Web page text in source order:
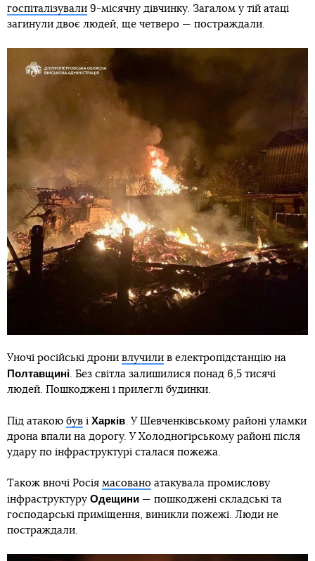
госпіталізували 9-місячну дівчинку. Загалом у тій атаці
загинули двоє людей, ще четверо — постраждали.
Уночі російські дрони влучили в електропідстанцію на
Полтавщині . Без світла залишилися понад 6,5 тисячі
людей. Пошкоджені і прилеглі будинки.
Під атакою був і Харків . У Шевченківському районі уламки
дрона впали на дорогу. У Холодногірському районі після
удару по інфраструктурі сталася пожежа.
Також вночі Росія масовано атакувала промислову
інфраструктуру Одещини — пошкоджені складські та
господарські приміщення, виникли пожежі. Люди не
постраждали.